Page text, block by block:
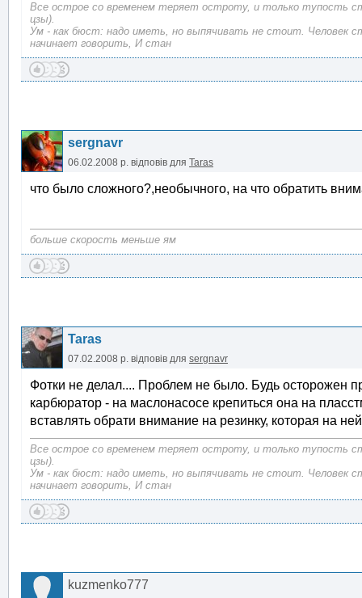
Все острое со временем теряет остроту, и только тупость
цзы).
Ум - как бюст: надо иметь, но выпячивать не стоит. Человек
начинает говорить, И стан
sergnavr
06.02.2008 р. відповів для Taras
что было сложного?,необычного, на что обратить
больше скорость меньше ям
Taras
07.02.2008 р. відповів для sergnavr
Фотки не делал.... Проблем не было. Будь осторожен
карбюратор - на маслонасосе крепиться она на
вставлять обрати внимание на резинку, которая на
Все острое со временем теряет остроту, и только тупость
цзы).
Ум - как бюст: надо иметь, но выпячивать не стоит. Человек
начинает говорить, И стан
kuzmenko777